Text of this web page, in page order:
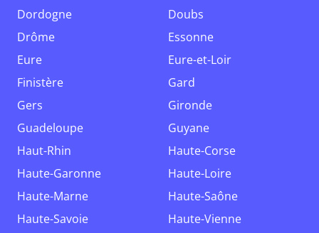
Dordogne
Doubs
Drôme
Essonne
Eure
Eure-et-Loir
Finistère
Gard
Gers
Gironde
Guadeloupe
Guyane
Haut-Rhin
Haute-Corse
Haute-Garonne
Haute-Loire
Haute-Marne
Haute-Saône
Haute-Savoie
Haute-Vienne